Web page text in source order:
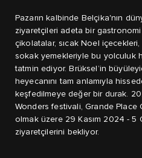
Pazarın kalbinde Belçika'nın
ziyaretçileri adeta bir gastronomi
çikolatalar, sıcak Noel
sokak yemekleriyle bu yolculuk
tatmin ediyor. Brüksel’in
heyecanını tam anlamıyla
keşfedilmeye değer bir durak.
Wonders festivali, Grande Place
olmak üzere 29 Kasım 2024 - 5
ziyaretçilerini bekliyor.